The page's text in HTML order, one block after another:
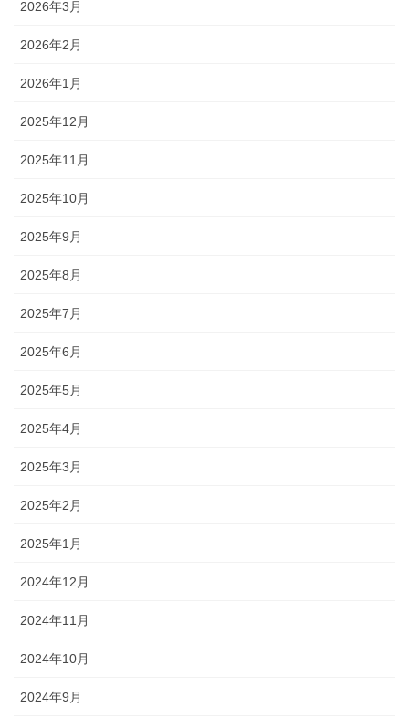
2026年3月
2026年2月
2026年1月
2025年12月
2025年11月
2025年10月
2025年9月
2025年8月
2025年7月
2025年6月
2025年5月
2025年4月
2025年3月
2025年2月
2025年1月
2024年12月
2024年11月
2024年10月
2024年9月